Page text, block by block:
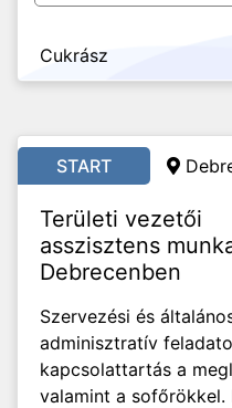
Cukrász
START
Területi vezetői
asszisztens
Debrecenben
Szervezési és
adminisztratív
kapcsolattartás a
valamint a sofőrökkel.